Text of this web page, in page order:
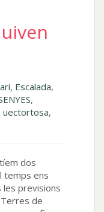
, Escalada,
,
uectortosa,
dos
temps ens
les previsions
de